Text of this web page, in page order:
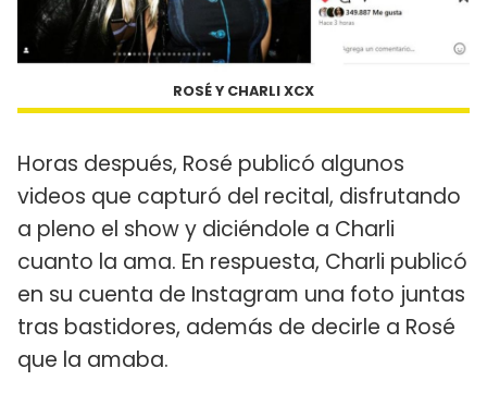
ROSÉ Y CHARLI XCX
Horas después, Rosé publicó algunos
videos que capturó del recital, disfrutando
a pleno el show y diciéndole a Charli
cuanto la ama. En respuesta, Charli publicó
en su cuenta de Instagram una foto juntas
tras bastidores, además de decirle a Rosé
que la amaba.